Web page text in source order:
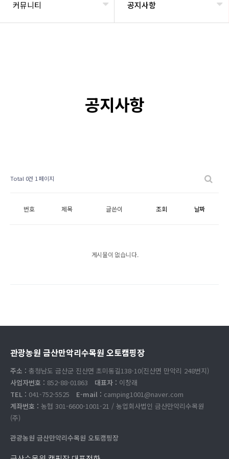
커뮤니티 공지사항
공지사항
Total 0건 1 페이지
번호 제목 글쓴이 조회 날짜
게시물이 없습니다.
관광농원 금산만악리수목원 오토캠핑장
주소 : 충청남도 금산군 진산면 초미동길138-10(진산면 만악리 248번지)
사업자번호 : 852-88-01863 대표자 : 이창래
TEL : 041-752-5525 E-mail : camping1001@naver.com
계좌번호 : 농협 301-6600-1001-21 / 농업회사법인 금산만악리수목원
(주)
관광농원 금산만악리수목원 오토캠핑장